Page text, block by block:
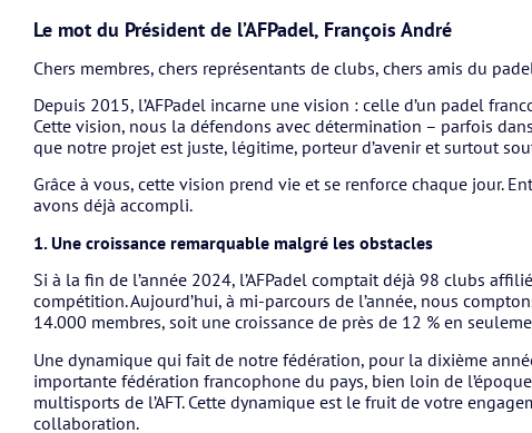
Le mot du Président de l’AFPadel, François André
Chers membres, chers représentants de clubs, chers amis du
Depuis 2015, l’AFPadel incarne une vision : celle d’un padel
Cette vision, nous la défendons avec détermination – parfois
que notre projet est juste, légitime, porteur d’avenir et surtout
Grâce à vous, cette vision prend vie et se renforce chaque jour.
avons déjà accompli.
1. Une croissance remarquable malgré les obstacles
Si à la fin de l’année 2024, l’AFPadel comptait déjà 98 clubs
compétition. Aujourd’hui, à mi-parcours de l’année, nous
14.000 membres, soit une croissance de près de 12 % en
Une dynamique qui fait de notre fédération, pour la dixième
importante fédération francophone du pays, bien loin de
multisports de l’AFT. Cette dynamique est le fruit de votre
collaboration.